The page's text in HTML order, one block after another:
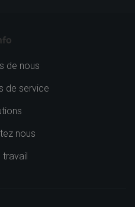
de nous
de service
nous
travail